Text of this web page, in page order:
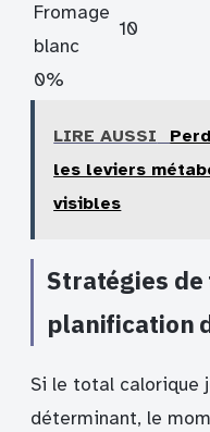
Fromage
blanc
0%
10
LIRE AUSSI
les leviers
visibles
Stratégies
planification
Si le total calorique
déterminant, le